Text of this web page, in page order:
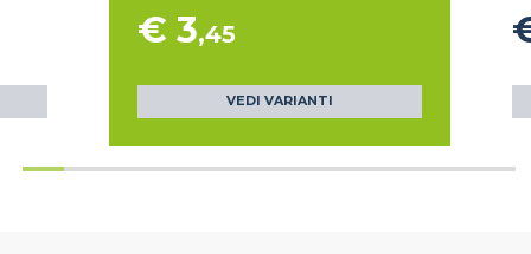
€ 3,45
VEDI VARIANTI